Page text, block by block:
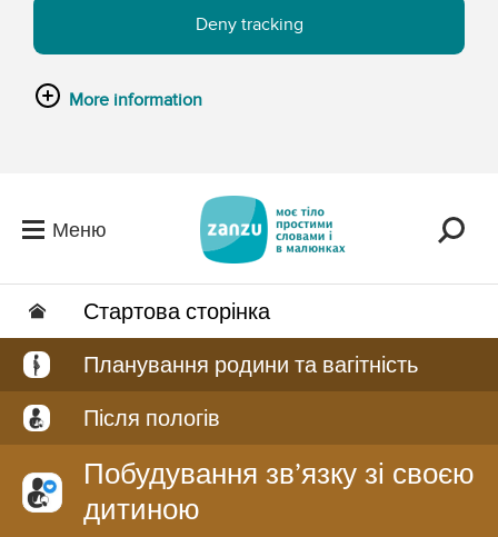
Deny tracking
More information
Меню
Стартова сторінка
Планування родини та вагітність
Після пологів
Побудування зв’язку зі своєю
дитиною